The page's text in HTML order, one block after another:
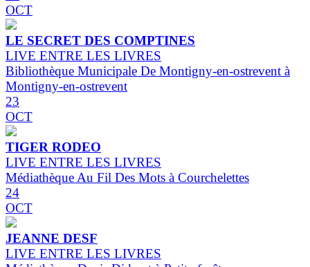
OCT
LE SECRET DES COMPTINES
LIVE ENTRE LES LIVRES
Bibliothèque Municipale De Montigny-en-ostrevent à
Montigny-en-ostrevent
23
OCT
TIGER RODEO
LIVE ENTRE LES LIVRES
Médiathèque Au Fil Des Mots à Courchelettes
24
OCT
JEANNE DESF
LIVE ENTRE LES LIVRES